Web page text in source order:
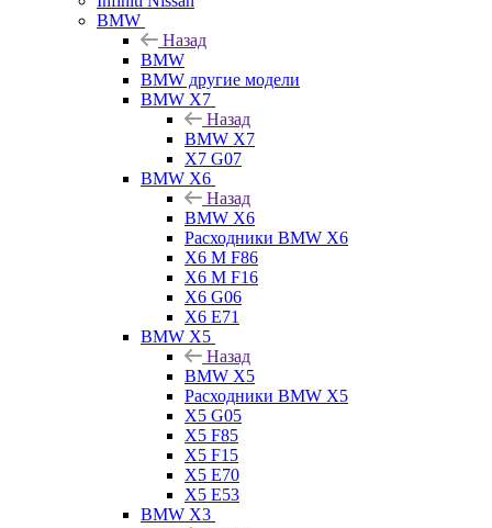
BMW
Назад
BMW
BMW другие модели
BMW X7
Назад
BMW X7
X7 G07
BMW X6
Назад
BMW X6
Расходники BMW X6
X6 M F86
X6 M F16
X6 G06
X6 E71
BMW X5
Назад
BMW X5
Расходники BMW X5
X5 G05
X5 F85
X5 F15
X5 E70
X5 E53
BMW X3